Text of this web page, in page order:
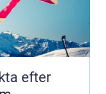
efter